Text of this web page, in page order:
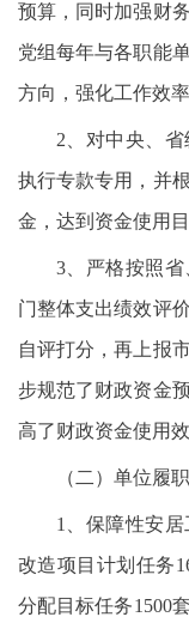
预算，同时加强财
党组每年与各职能
方向，强化工作效率
2、对中央、
执行专款专用，并
金，达到资金使用目
3、严格按照
门整体支出绩效评
自评打分，再上报
步规范了财政资金
高了财政资金使用效
（二）单位履
1、保障性安
改造项目计划任务
分配目标任务1500